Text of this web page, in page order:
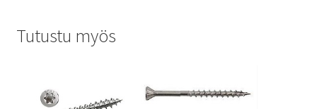
Tutustu myös